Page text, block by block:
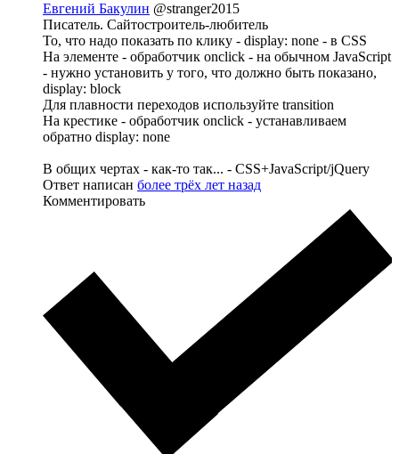
Евгений Бакулин @stranger2015
Писатель. Сайтостроитель-любитель
То, что надо показать по клику - display: none - в CSS
На элементе - обработчик onclick - на обычном JavaScript
- нужно установить у того, что должно быть показано,
display: block
Для плавности переходов используйте transition
На крестике - обработчик onclick - устанавливаем
обратно display: none
В общих чертах - как-то так... - CSS+JavaScript/jQuery
Ответ написан более трёх лет назад
Комментировать